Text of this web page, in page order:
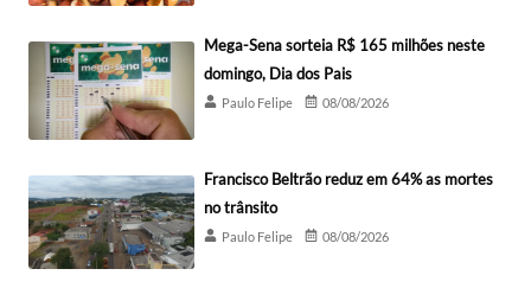
Mega-Sena sorteia R$ 165 milhões neste
domingo, Dia dos Pais
Paulo Felipe 08/08/2026
Francisco Beltrão reduz em 64% as mortes
no trânsito
Paulo Felipe 08/08/2026